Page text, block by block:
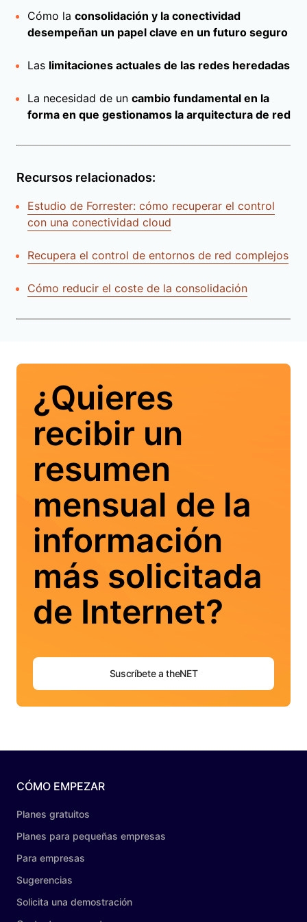
Cómo la consolidación y la conectividad
desempeñan un papel clave en un futuro seguro
Las limitaciones actuales de las redes heredadas
La necesidad de un cambio fundamental en la
forma en que gestionamos la arquitectura de red
Recursos relacionados:
Estudio de Forrester: cómo recuperar el control
con una conectividad cloud
Recupera el control de entornos de red complejos
Cómo reducir el coste de la consolidación
¿Quieres
recibir un
resumen
mensual de la
información
más solicitada
de Internet?
Suscríbete a theNET
CÓMO EMPEZAR
Planes gratuitos
Planes para pequeñas empresas
Para empresas
Sugerencias
Solicita una demostración